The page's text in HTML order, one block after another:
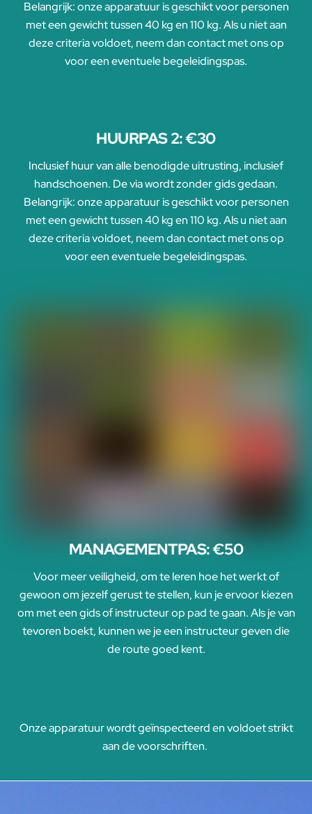
Belangrijk: onze apparatuur is geschikt voor personen
met een gewicht tussen 40 kg en 110 kg. Als u niet aan
deze criteria voldoet, neem dan contact met ons op
voor een eventuele begeleidingspas.
HUURPAS 2: €30
Inclusief huur van alle benodigde uitrusting, inclusief
handschoenen. De via wordt zonder gids gedaan.
Belangrijk: onze apparatuur is geschikt voor personen
met een gewicht tussen 40 kg en 110 kg. Als u niet aan
deze criteria voldoet, neem dan contact met ons op
voor een eventuele begeleidingspas.
MANAGEMENTPAS: €50
Voor meer veiligheid, om te leren hoe het werkt of
gewoon om jezelf gerust te stellen, kun je ervoor kiezen
om met een gids of instructeur op pad te gaan. Als je van
tevoren boekt, kunnen we je een instructeur geven die
de route goed kent.
Onze apparatuur wordt geïnspecteerd en voldoet strikt
aan de voorschriften.